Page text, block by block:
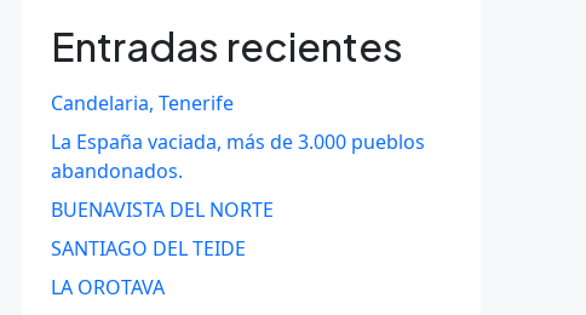
Entradas recientes
Candelaria, Tenerife
La España vaciada, más de 3.000 pueblos
abandonados.
BUENAVISTA DEL NORTE
SANTIAGO DEL TEIDE
LA OROTAVA